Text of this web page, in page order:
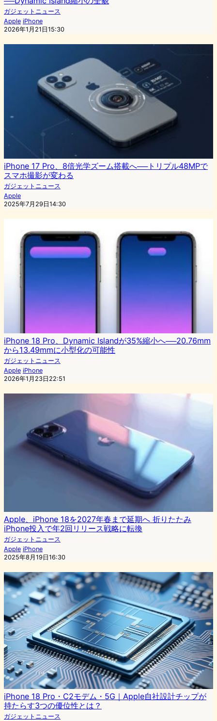
ガジェットニュース
Apple iPhone
2026年1月21日15:30
iPhone 17 Pro、8倍光学ズーム搭載へ──トリプル48MPで
スマホ撮影が変わる
ガジェットニュース
Apple
2025年7月29日14:30
iPhone 18 Pro、Dynamic Islandが35%縮小へ──20.76mm
から13.49mmに小型化の可能性
ガジェットニュース
Apple iPhone
2026年1月23日22:51
Apple、iPhone 18を2027年春まで延期へ 折りたたみ
iPhone投入で年2回リリース戦略に転換
ガジェットニュース
Apple iPhone
2025年8月19日16:30
iPhone 18 Pro・C2モデム・5G｜Apple自社設計チップが
持たらす3つの優位性とは？
ガジェットニュース